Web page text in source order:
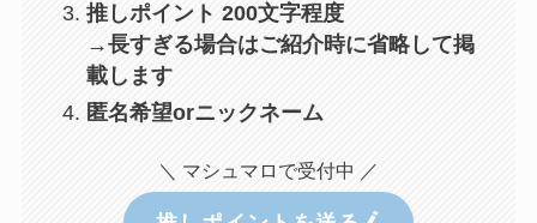
推しポイント 200文字程度
→長すぎる場合はご紹介時に省略して掲
載します
匿名希望orニックネーム
＼ マシュマロで受付中 ／